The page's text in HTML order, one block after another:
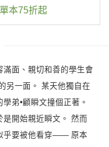
本75折起
面、親切和善的學生會
另一面。 某天他獨自在
弟•顧瞬文撞個正著。
開始親近瞬文。 然而
乎要被他看穿—— 原本